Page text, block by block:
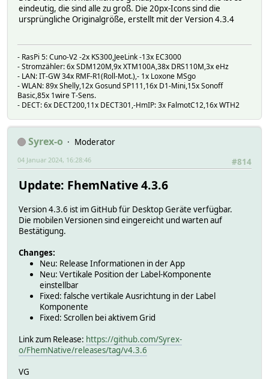
eindeutig, die sind alle zu groß. Die 20px-Icons sind die
ursprüngliche Originalgröße, erstellt mit der Version 4.3.4
- RasPi 5: Cuno-V2 -2x KS300,JeeLink -13x EC3000
- Stromzähler: 6x SDM120M,9x XTM100A,38x DRS110M,3x eHz
- LAN: IT-GW 34x RMF-R1(Roll-Mot.),- 1x Loxone MSgo
- WLAN: 89x Shelly,12x Gosund SP111,16x D1-Mini,15x Sonoff
Basic,85x 1wire T-Sens.
- DECT: 6x DECT200,11x DECT301,-HmIP: 3x FalmotC12,16x WTH2
Syrex-o
Moderator
#814
04 Januar 2024, 16:28:46
Update: FhemNative 4.3.6
Version 4.3.6 ist im GitHub für Desktop Geräte verfügbar.
Die mobilen Versionen sind eingereicht und warten auf
Bestätigung.
Changes:
Neu: Release Informationen in der App
Neu: Vertikale Position der Label-Komponente
einstellbar
Fixed: falsche vertikale Ausrichtung in der Label
Komponente
Fixed: Scrollen bei aktivem Grid
Link zum Release: https://github.com/Syrex-
o/FhemNative/releases/tag/v4.3.6
VG